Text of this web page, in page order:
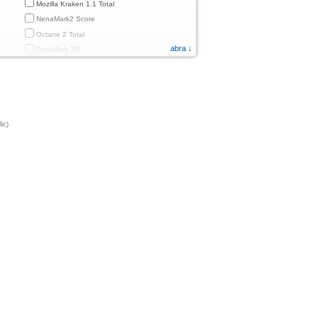
Mozilla Kraken 1.1 Total
NenaMark2 Score
Octane 2 Total
PassMark 2D
abra ↓